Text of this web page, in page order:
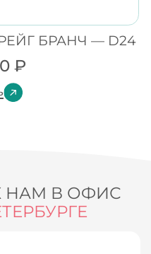
БРАНЧ — D24
₽
НАМ В ОФИС